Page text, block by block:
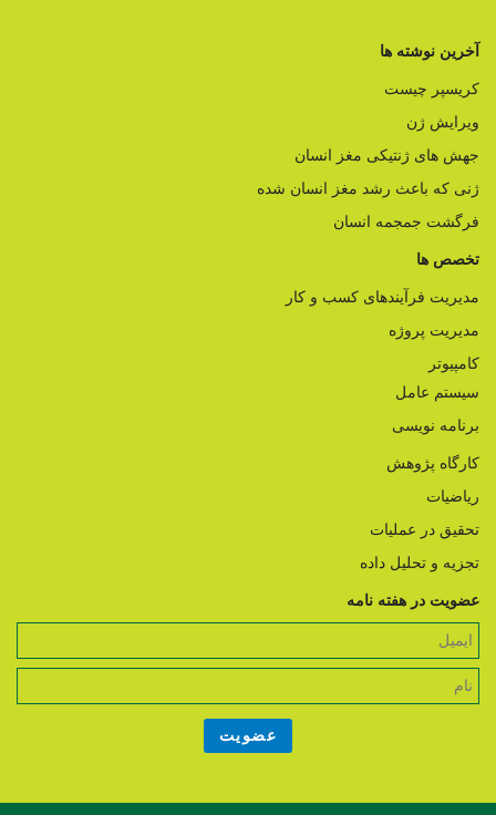
آخرین نوشته ها
کریسپر چیست
ویرایش ژن
جهش های ژنتیکی مغز انسان
ژنی که باعث رشد مغز انسان شده
فرگشت جمجمه انسان
تخصص ها
مدیریت فرآیندهای کسب و کار
مدیریت پروژه
کامپیوتر
سیستم عامل
برنامه نویسی
کارگاه پژوهش
ریاضیات
تحقیق در عملیات
تجزیه و تحلیل داده
عضویت در هفته نامه